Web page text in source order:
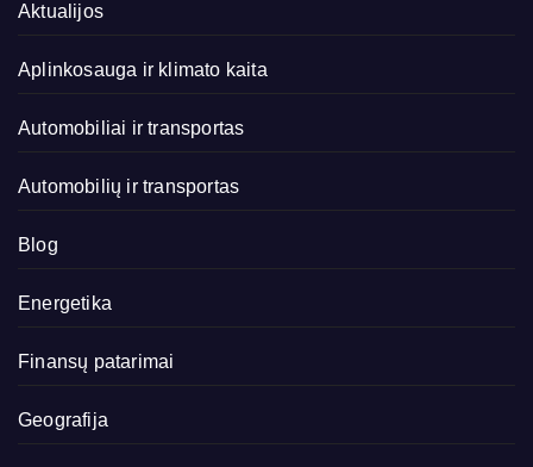
Aktualijos
Aplinkosauga ir klimato kaita
Automobiliai ir transportas
Automobilių ir transportas
Blog
Energetika
Finansų patarimai
Geografija